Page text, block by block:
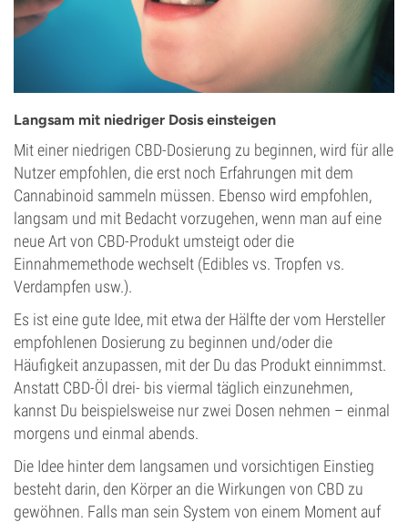
Langsam mit niedriger Dosis einsteigen
Mit einer niedrigen CBD-Dosierung zu beginnen, wird für alle
Nutzer empfohlen, die erst noch Erfahrungen mit dem
Cannabinoid sammeln müssen. Ebenso wird empfohlen,
langsam und mit Bedacht vorzugehen, wenn man auf eine
neue Art von CBD-Produkt umsteigt oder die
Einnahmemethode wechselt (Edibles vs. Tropfen vs.
Verdampfen usw.).
Es ist eine gute Idee, mit etwa der Hälfte der vom Hersteller
empfohlenen Dosierung zu beginnen und/oder die
Häufigkeit anzupassen, mit der Du das Produkt einnimmst.
Anstatt CBD-Öl drei- bis viermal täglich einzunehmen,
kannst Du beispielsweise nur zwei Dosen nehmen – einmal
morgens und einmal abends.
Die Idee hinter dem langsamen und vorsichtigen Einstieg
besteht darin, den Körper an die Wirkungen von CBD zu
gewöhnen. Falls man sein System von einem Moment auf